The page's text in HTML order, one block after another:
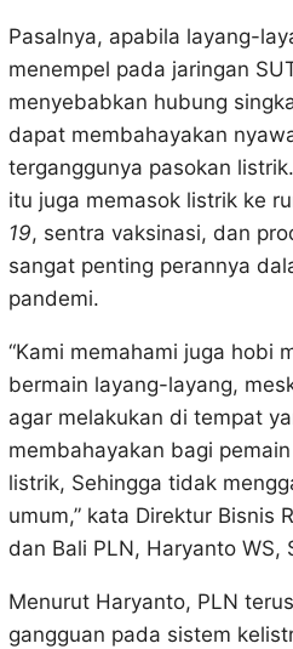
Pasalnya, apabila layang-
menempel pada jaringan
menyebabkan hubung
dapat membahayakan
terganggunya pasokan
itu juga memasok listrik ke
19, sentra vaksinasi, dan
sangat penting perannya
pandemi.
“Kami memahami juga hobi
bermain layang-layang,
agar melakukan di tempat
membahayakan bagi
listrik, Sehingga tidak
umum,” kata Direktur Bisnis
dan Bali PLN, Haryanto WS,
Menurut Haryanto, PLN
gangguan pada sistem